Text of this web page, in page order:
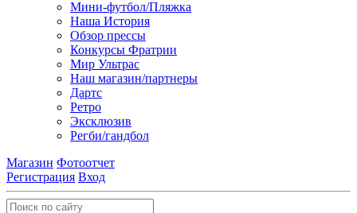
Мини-футбол/Пляжка
Наша История
Обзор прессы
Конкурсы Фратрии
Мир Ультрас
Наш магазин/партнеры
Дартс
Ретро
Эксклюзив
Регби/гандбол
Магазин Фотоотчет
Регистрация Вход